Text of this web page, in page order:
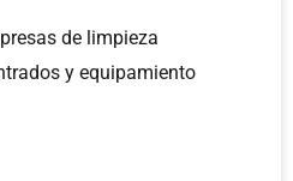
de limpieza
y equipamiento